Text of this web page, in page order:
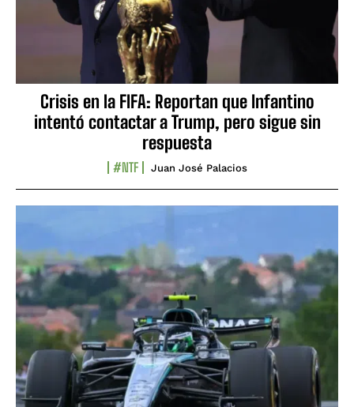
Crisis en la FIFA: Reportan que Infantino
intentó contactar a Trump, pero sigue sin
respuesta
#NTF Juan José Palacios